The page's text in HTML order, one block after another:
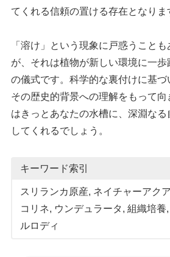
てくれる信頼の置ける存在となりま
「溶け」という現象に戸惑うこと
が、それは植物が新しい環境に一
の儀式です。科学的な裏付けに基づ
その歴史的背景への理解をもって
はきっとあなたの水槽に、深淵な
してくれるでしょう。
キーワード索引
スリランカ原産, ネイチャーアク
コリネ, ウンデュラータ, 組織培養,
ルロディ